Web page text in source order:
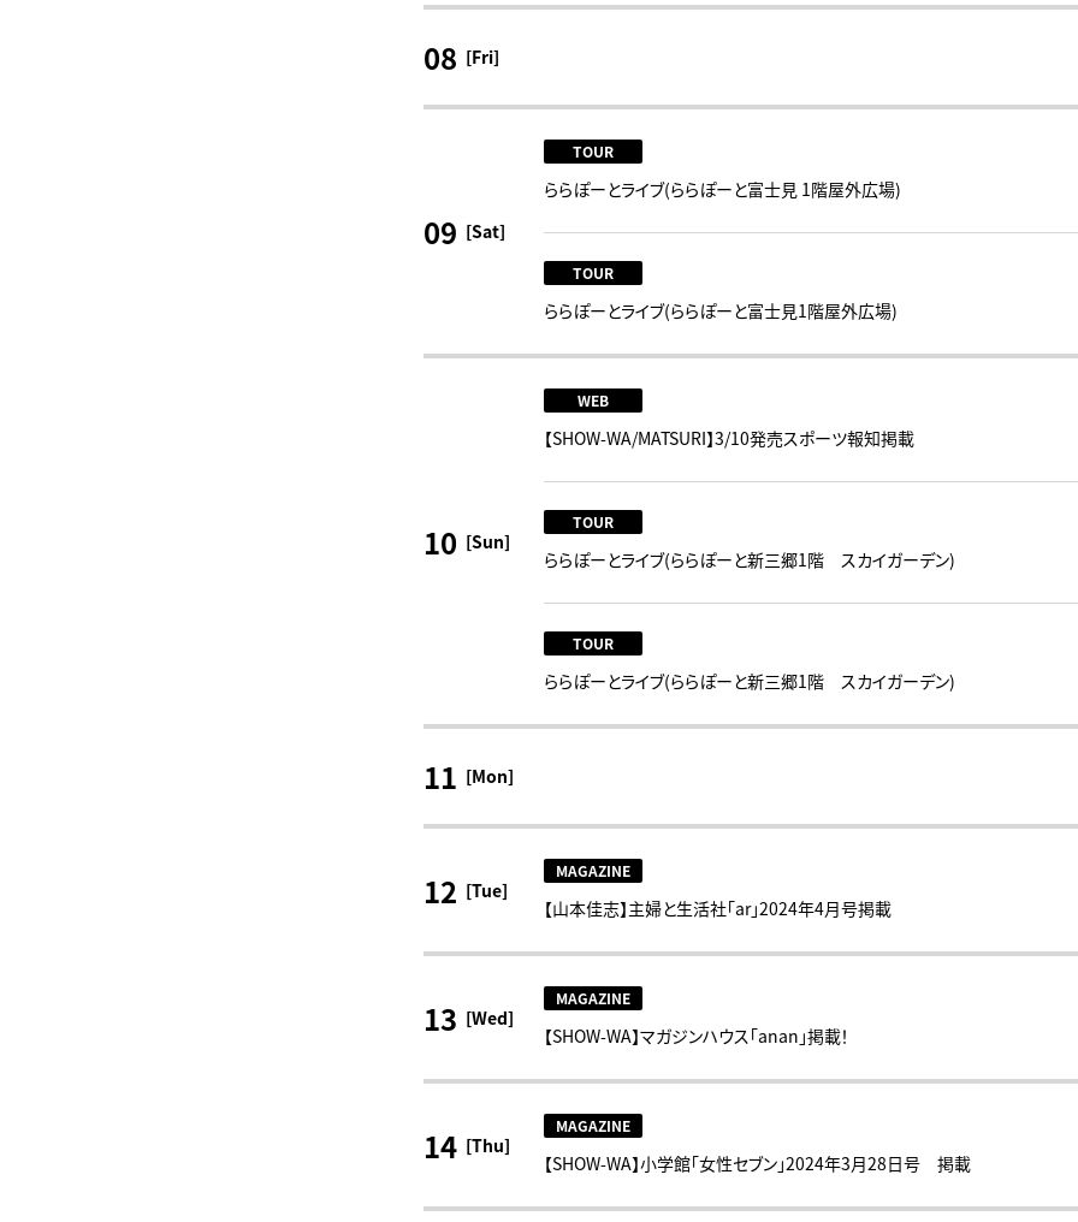
08 [Fri]
09 [Sat]
TOUR
ららぽーとライブ(ららぽーと富士見 1階屋外広場)
TOUR
ららぽーとライブ(ららぽーと富士見1階屋外広場)
10 [Sun]
WEB
【SHOW-WA/MATSURI】3/10発売スポーツ報知掲載
TOUR
ららぽーとライブ(ららぽーと新三郷1階 スカイガーデン)
TOUR
ららぽーとライブ(ららぽーと新三郷1階 スカイガーデン)
11 [Mon]
12 [Tue]
MAGAZINE
【山本佳志】主婦と生活社「ar」2024年4月号掲載
13 [Wed]
MAGAZINE
【SHOW-WA】マガジンハウス「anan」掲載！
14 [Thu]
MAGAZINE
【SHOW-WA】小学館「女性セブン」2024年3月28日号 掲載